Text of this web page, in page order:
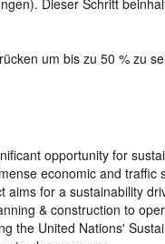
um bis zu 50 % zu
opportunity for
economic and traffic
aims for a sustainability
& construction to
the United Nations'